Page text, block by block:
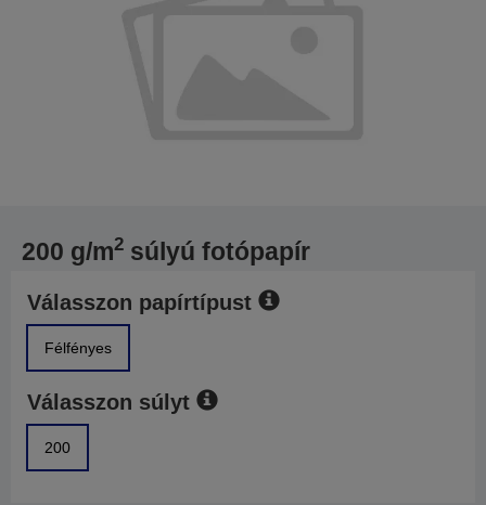
200 g/m2 súlyú fotópapír
Válasszon papírtípust
Félfényes
Válasszon súlyt
200